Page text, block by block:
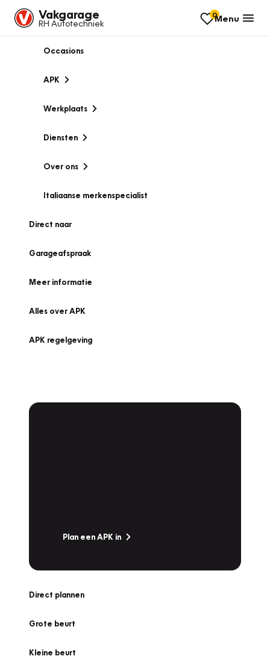
Vakgarage
RH Autotechniek
0Menu
Occasions
APK
Werkplaats
Diensten
Over ons
Italiaanse merkenspecialist
Direct naar
Garageafspraak
Meer informatie
Alles over APK
APK regelgeving
Plan een APK in
Direct plannen
Grote beurt
Kleine beurt